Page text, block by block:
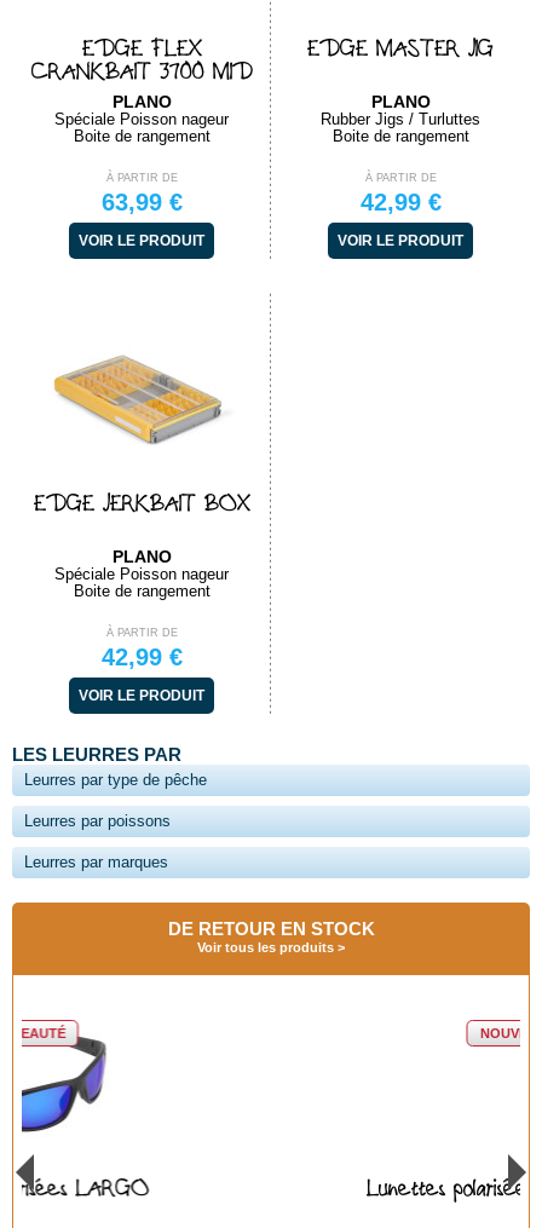
EDGE FLEX
CRANKBAIT 3700 MID
PLANO
Spéciale Poisson nageur
Boite de rangement
À PARTIR DE
63,99 €
VOIR LE PRODUIT
EDGE MASTER JIG
PLANO
Rubber Jigs / Turluttes
Boite de rangement
À PARTIR DE
42,99 €
VOIR LE PRODUIT
EDGE JERKBAIT BOX
PLANO
Spéciale Poisson nageur
Boite de rangement
À PARTIR DE
42,99 €
VOIR LE PRODUIT
LES LEURRES PAR
Leurres par type de pêche
Leurres par poissons
Leurres par marques
DE RETOUR EN STOCK
Voir tous les produits
Lunettes polarisées BAYA GREEN